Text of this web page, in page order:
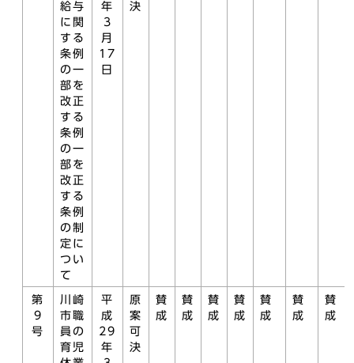
給与
に関
する
条例
の一
部を
改正
する
条例
の一
部を
改正
する
条例
の制
定に
つい
て
年
3
月
17
日
決
第
9
号
川崎
市職
員の
育児
平
成
29
年
原
案
可
決
賛
成
賛
成
賛
成
賛
成
賛
成
賛
成
賛
成